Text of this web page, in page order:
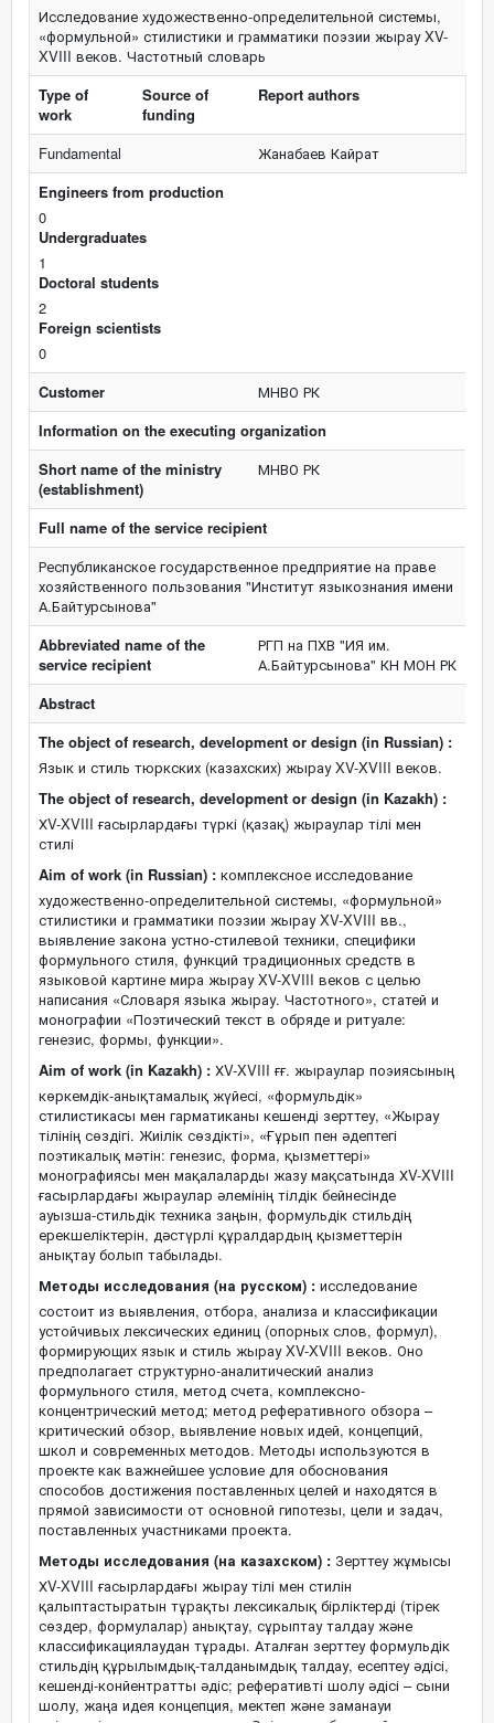
Исследование художественно-определительной системы,
«формульной» стилистики и грамматики поэзии жырау XV-
XVIII веков. Частотный словарь
Type of
work
Source of
funding
Report authors
Fundamental
Жанабаев Кайрат
Engineers from production
0
Undergraduates
1
Doctoral students
2
Foreign scientists
0
Customer
МНВО РК
Information on the executing organization
Short name of the ministry
(establishment)
МНВО РК
Full name of the service recipient
Республиканское государственное предприятие на праве
хозяйственного пользования "Институт языкознания имени
А.Байтурсынова"
Abbreviated name of the
service recipient
РГП на ПХВ "ИЯ им.
А.Байтурсынова" КН МОН РК
Abstract
The object of research, development or design (in Russian) :
Язык и стиль тюркских (казахских) жырау XV-XVIII веков.
The object of research, development or design (in Kazakh) :
ХV-XVIII ғасырлардағы түркі (қазақ) жыраулар тілі мен
стилі
Aim of work (in Russian) : комплексное исследование
художественно-определительной системы, «формульной»
стилистики и грамматики поэзии жырау XV-XVIII вв.,
выявление закона устно-стилевой техники, специфики
формульного стиля, функций традиционных средств в
языковой картине мира жырау XV-XVIII веков с целью
написания «Словаря языка жырау. Частотного», статей и
монографии «Поэтический текст в обряде и ритуале:
генезис, формы, функции».
Aim of work (in Kazakh) : ХV-XVIII ғғ. жыраулар поэиясының
көркемдік-анықтамалық жүйесі, «формульдік»
стилистикасы мен гарматиканы кешенді зерттеу, «Жырау
тілінің сөздігі. Жиілік сөздікті», «Ғұрып пен әдептегі
поэтикалық мәтін: генезис, форма, қызметтері»
монографиясы мен мақалаларды жазу мақсатында ХV-XVIII
ғасырлардағы жыраулар әлемінің тілдік бейнесінде
ауызша-стильдік техника заңын, формульдік стильдің
ерекшеліктерін, дәстүрлі құралдардың қызметтерін
анықтау болып табылады.
Методы исследования (на русском) : исследование
состоит из выявления, отбора, анализа и классификации
устойчивых лексических единиц (опорных слов, формул),
формирующих язык и стиль жырау XV-XVIII веков. Оно
предполагает структурно-аналитический анализ
формульного стиля, метод счета, комплексно-
концентрический метод; метод реферативного обзора –
критический обзор, выявление новых идей, концепций,
школ и современных методов. Методы используются в
проекте как важнейшее условие для обоснования
способов достижения поставленных целей и находятся в
прямой зависимости от основной гипотезы, цели и задач,
поставленных участниками проекта.
Методы исследования (на казахском) : Зерттеу жұмысы
ХV-XVIII ғасырлардағы жырау тілі мен стилін
қалыптастыратын тұрақты лексикалық бірліктерді (тірек
сөздер, формулалар) анықтау, сұрыптау талдау және
классификациялаудан тұрады. Аталған зерттеу формульдік
стильдің құрылымдық-талданымдық талдау, есептеу әдісі,
кешенді-конйентратты әдіс; реферативті шолу әдісі – сыни
шолу, жаңа идея концепция, мектеп және заманауи